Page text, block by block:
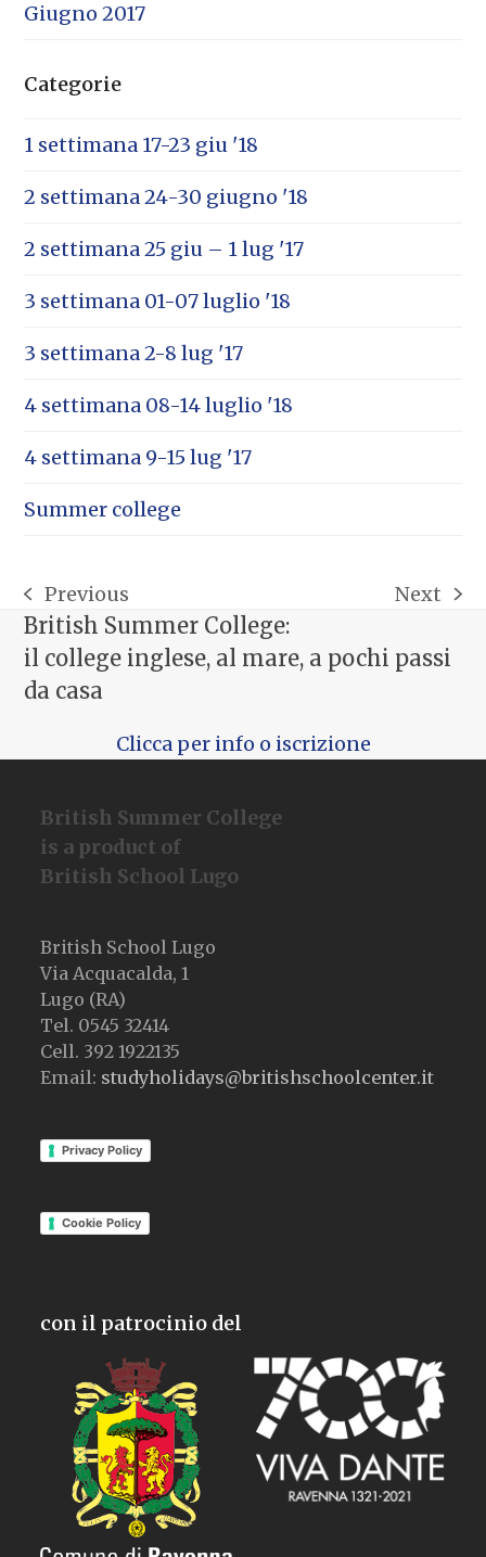
Giugno 2017
Categorie
1 settimana 17-23 giu '18
2 settimana 24-30 giugno '18
2 settimana 25 giu – 1 lug '17
3 settimana 01-07 luglio '18
3 settimana 2-8 lug '17
4 settimana 08-14 luglio '18
4 settimana 9-15 lug '17
Summer college
post
precedente:
Previous
articolo
Next
British Summer College:
il college inglese, al mare, a pochi passi
da casa
Clicca per info o iscrizione
British Summer College
is a product of
British School Lugo
British School Lugo
Via Acquacalda, 1
Lugo (RA)
Tel. 0545 32414
Cell. 392 1922135
Email: studyholidays@britishschoolcenter.it
Privacy Policy
Cookie Policy
con il patrocinio del